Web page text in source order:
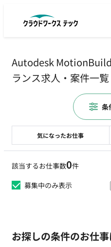
Autodesk
ランス求人・案件一覧
該当するお仕事数0件
募集中のみ表示
お探しの条件のお仕
気になったお仕事
条